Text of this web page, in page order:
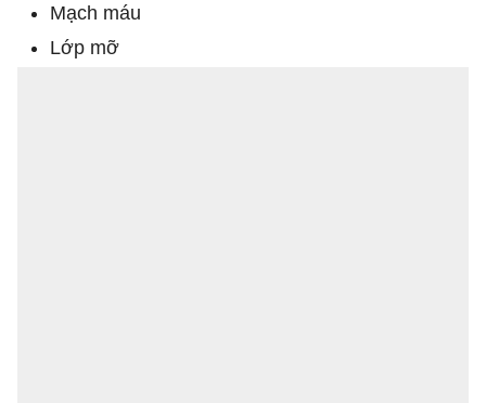
Mạch máu
Lớp mỡ